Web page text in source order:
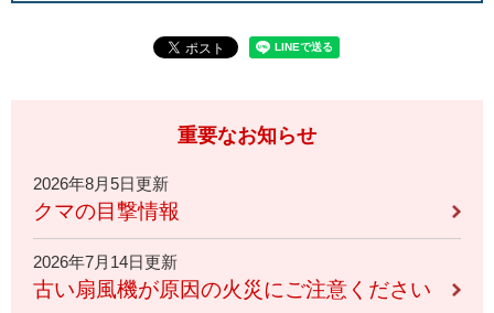
重要なお知らせ
2026年8月5日更新
クマの目撃情報
2026年7月14日更新
古い扇風機が原因の火災にご注意ください